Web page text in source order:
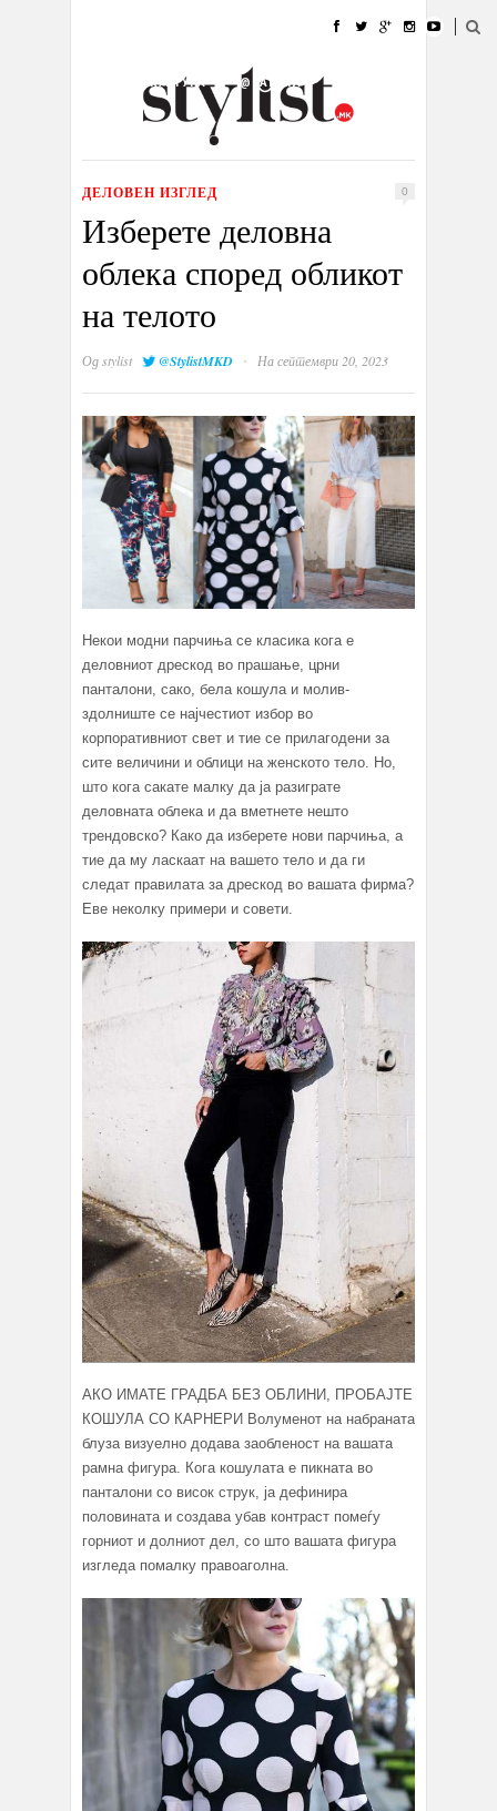
УБАВИНА
КУЛТУРА @РАБОТА
ИЗЛОГ
ДЕЛОВЕН ИЗГЛЕД 0
Изберете деловна
облека според обликот
на телото
Одstylist @StylistMKD · На септември 20, 2023
Некои модни парчиња се класика кога е
деловниот дрескод во прашање, црни
панталони, сако, бела кошула и молив-
здолниште се најчестиот избор во
корпоративниот свет и тие се прилагодени за
сите величини и облици на женското тело. Но,
што кога сакате малку да ја разиграте
деловната облека и да вметнете нешто
трендовско? Како да изберете нови парчиња, а
тие да му ласкаат на вашето тело и да ги
следат правилата за дрескoд во вашата фирма?
Еве неколку примери и совети.
АКО ИМАТЕ ГРАДБА БЕЗ ОБЛИНИ, ПРОБАЈТЕ
КОШУЛА СО КАРНЕРИ Волуменот на набраната
блуза визуелно додава заобленост на вашата
рамна фигура. Кога кошулата е пикната во
панталони со висок струк, ја дефинира
половината и создава убав контраст помеѓу
горниот и долниот дел, со што вашата фигура
изгледа помалку правоаголна.